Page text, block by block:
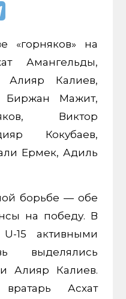
«горняков» на
Амангельды,
Алияр Калиев,
Мажит,
Виктор
Кокубаев,
Ермек, Адиль
борьбе — обе
на победу. В
15 активными
выделялись
Алияр Калиев.
Асхат